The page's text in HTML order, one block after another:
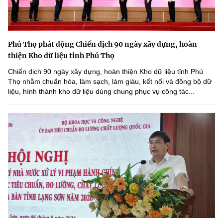
Phú Thọ phát động Chiến dịch 90 ngày xây dựng, hoàn
thiện Kho dữ liệu tỉnh Phú Thọ
Chiến dịch 90 ngày xây dựng, hoàn thiện Kho dữ liệu tỉnh Phú
Thọ nhằm chuẩn hóa, làm sạch, làm giàu, kết nối và đồng bộ dữ
liệu, hình thành kho dữ liệu dùng chung phục vụ công tác...